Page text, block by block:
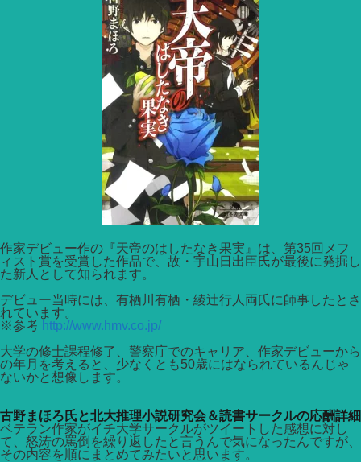
作家デビュー作の『天帝のはしたなき果実』は、第35回メフ
ィスト賞を受賞した作品で、故・宇山日出臣氏が最後に発掘し
た新人として知られます。
デビュー当時には、有栖川有栖・綾辻行人両氏に師事したとさ
れています。
※参考 http://www.hmv.co.jp/
大学の修士課程修了、警察庁でのキャリア、作家デビューから
の年月を考えると、少なくとも50歳にはなられているんじゃ
ないかと想像します。
古野まほろ氏と北大推理小説研究会＆読書サークルの応酬詳細
ベテラン作家がイチ大学サークルがツイートした感想に対し
て、怒涛の罵倒を繰り返したと言うんで気になったんですが、
その内容を順にまとめてみたいと思います。